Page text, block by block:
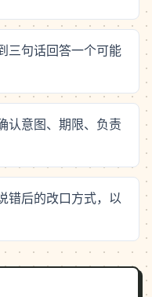
三句话回答一个可能
认意图、期限、负责
错后的改口方式，以